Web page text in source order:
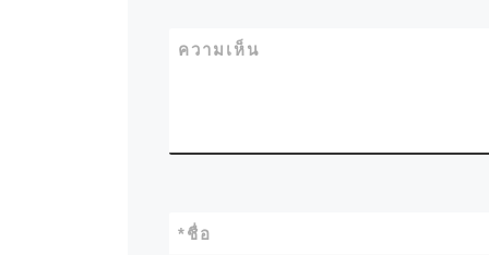
ความเห็น
ชื่อ
*